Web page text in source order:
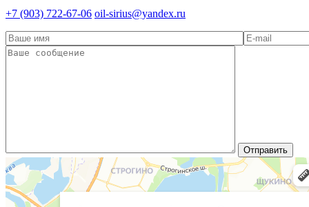
+7 (903) 722-67-06 oil-sirius@yandex.ru